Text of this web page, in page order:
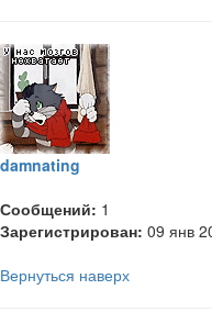
damnating
Сообщений: 1
Зарегистрирован: 09 янв
Вернуться наверх